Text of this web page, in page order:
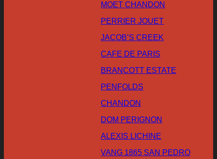
MOET CHANDON
PERRIER JOUET
JACOB’S CREEK
CAFE DE PARIS
BRANCOTT ESTATE
PENFOLDS
CHANDON
DOM PERIGNON
ALEXIS LICHINE
VANG 1865 SAN PEDRO